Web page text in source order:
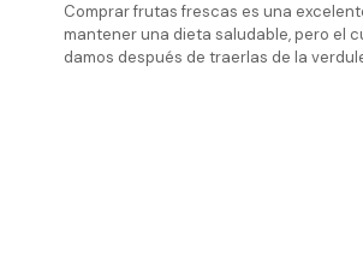
Comprar frutas frescas es una
mantener una dieta saludable, pero el
damos después de traerlas de la